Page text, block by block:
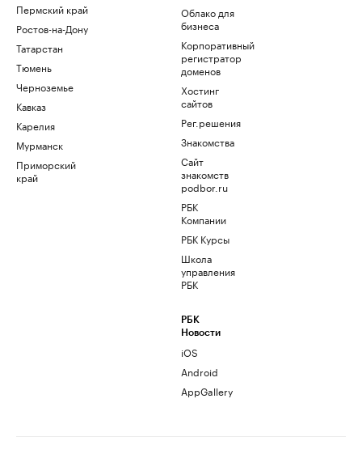
Пермский край
Ростов-на-Дону
Татарстан
Тюмень
Черноземье
Кавказ
Карелия
Мурманск
Приморский
край
Облако для
бизнеса
Корпоративный
регистратор
доменов
Хостинг
сайтов
Рег.решения
Знакомства
Сайт
знакомств
podbor.ru
РБК
Компании
РБК Курсы
Школа
управления
РБК
РБК
Новости
iOS
Android
AppGallery